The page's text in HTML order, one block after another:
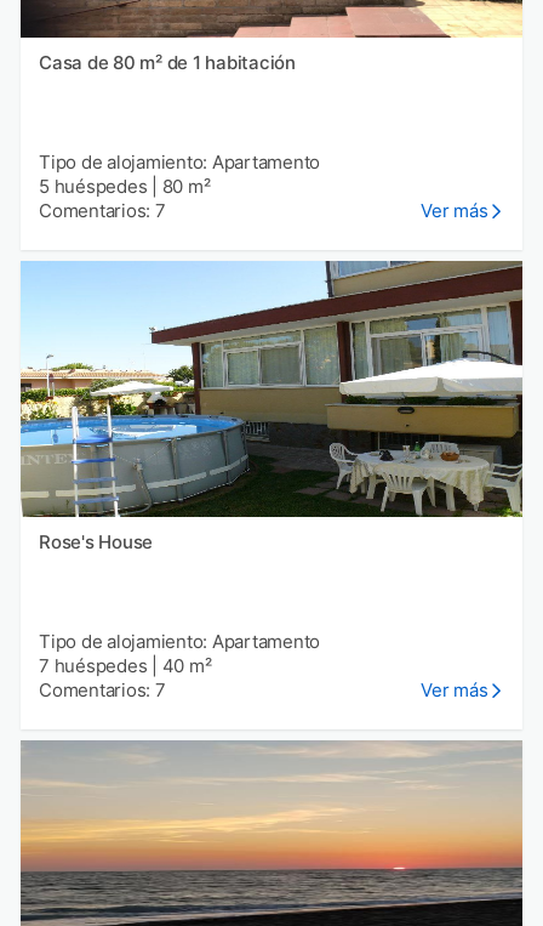
Casa de 80 m² de 1 habitación
Tipo de alojamiento: Apartamento
5 huéspedes
80 m²
Comentarios: 7
Ver más
Rose's House
Tipo de alojamiento: Apartamento
7 huéspedes
40 m²
Comentarios: 7
Ver más